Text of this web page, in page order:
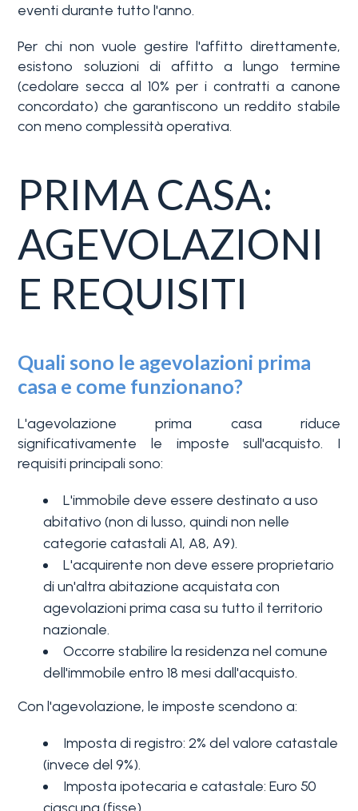
eventi durante tutto l'anno.
Per chi non vuole gestire l'affitto direttamente,
esistono soluzioni di affitto a lungo termine
(cedolare secca al 10% per i contratti a canone
concordato) che garantiscono un reddito stabile
con meno complessità operativa.
PRIMA CASA:
AGEVOLAZIONI
E REQUISITI
Quali sono le agevolazioni prima
casa e come funzionano?
L'agevolazione prima casa riduce
significativamente le imposte sull'acquisto. I
requisiti principali sono:
L'immobile deve essere destinato a uso
abitativo (non di lusso, quindi non nelle
categorie catastali A1, A8, A9).
L'acquirente non deve essere proprietario
di un'altra abitazione acquistata con
agevolazioni prima casa su tutto il territorio
nazionale.
Occorre stabilire la residenza nel comune
dell'immobile entro 18 mesi dall'acquisto.
Con l'agevolazione, le imposte scendono a:
Imposta di registro: 2% del valore catastale
(invece del 9%).
Imposta ipotecaria e catastale: Euro 50